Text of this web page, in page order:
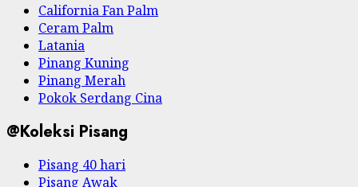
California Fan Palm
Ceram Palm
Latania
Pinang Kuning
Pinang Merah
Pokok Serdang Cina
@Koleksi Pisang
Pisang 40 hari
Pisang Awak